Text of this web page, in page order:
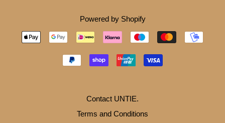
Powered by Shopify
Contact UNTIE.
Terms and Conditions